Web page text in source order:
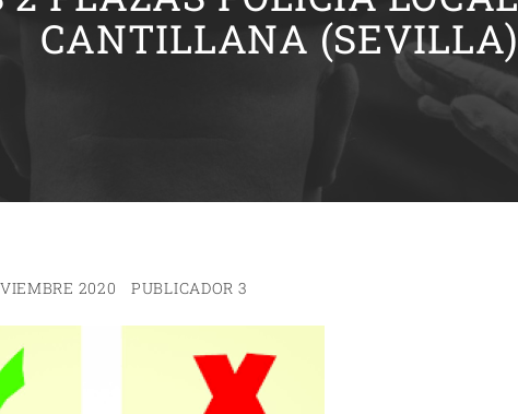
CANTILLANA (SEVILLA)
2020 PUBLICADOR 3